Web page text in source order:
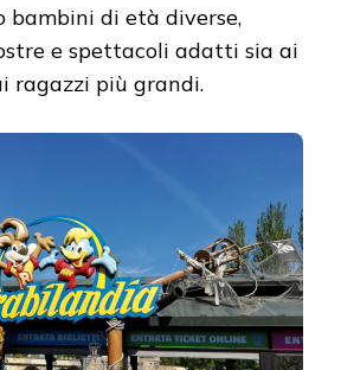
bambini di età diverse,
e spettacoli adatti sia ai
ragazzi più grandi.